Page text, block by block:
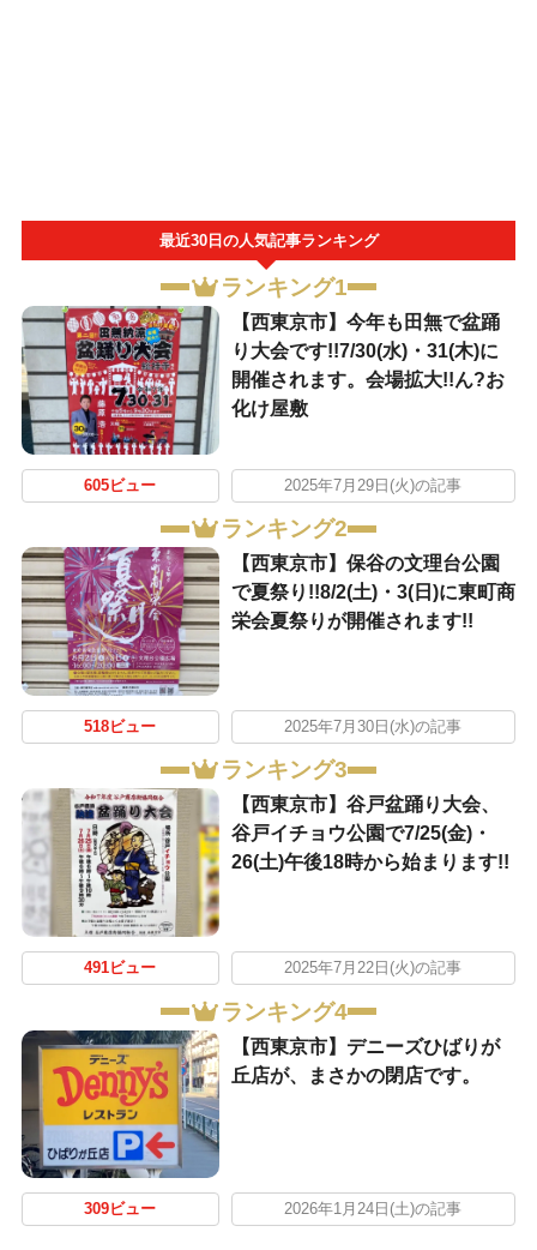
最近30日の人気記事ランキング
ランキング1
【西東京市】今年も田無で盆踊
り大会です!!7/30(水)・31(木)に
開催されます。会場拡大!!ん?お
化け屋敷
605ビュー 2025年7月29日(火)の記事
ランキング2
【西東京市】保谷の文理台公園
で夏祭り!!8/2(土)・3(日)に東町商
栄会夏祭りが開催されます!!
518ビュー 2025年7月30日(水)の記事
ランキング3
【西東京市】谷戸盆踊り大会、
谷戸イチョウ公園で7/25(金)・
26(土)午後18時から始まります!!
491ビュー 2025年7月22日(火)の記事
ランキング4
【西東京市】デニーズひばりが
丘店が、まさかの閉店です。
309ビュー 2026年1月24日(土)の記事